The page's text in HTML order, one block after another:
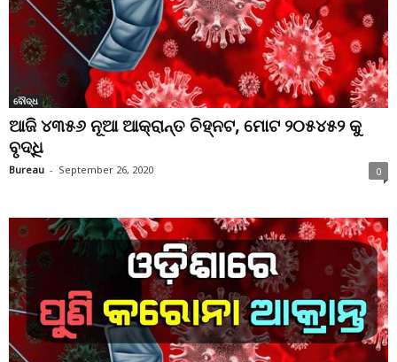
ବୌଦ୍ଧ
ଆଜି ୪୩୫୬ ନୂଆ ଆକ୍ରାନ୍ତ ଚିହ୍ନଟ, ମୋଟ ୨୦୫୪୫୨ କୁ
ବୃଦ୍ଧି
Bureau - September 26, 2020 0